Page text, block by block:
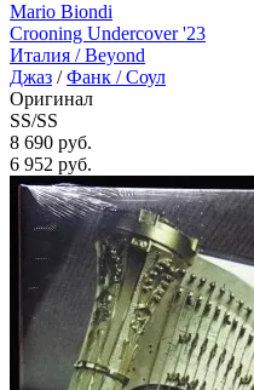
Mario Biondi
Crooning Undercover '23
Италия /Beyond
Джаз /Фанк / Соул
Оригинал
SS/SS
8 690 руб.
6 952 руб.